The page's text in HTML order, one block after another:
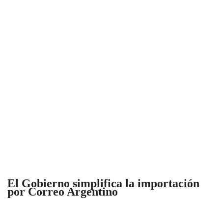
El Gobierno simplifica la importación
por Correo Argentino